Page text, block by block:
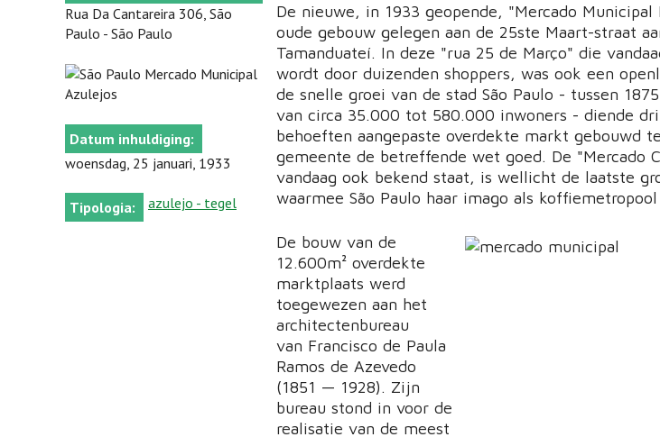
Rua Da Cantareira 306, São
Paulo - São Paulo
Datum inhuldiging:
woensdag, 25 januari, 1933
Tipologia: azulejo - tegel
De nieuwe, in 1933 geopende, "Mercado
oude gebouw gelegen aan de 25ste Maart-straat
Tamanduateí. In deze "rua 25 de Março" die
wordt door duizenden shoppers, was ook een
de snelle groei van de stad São Paulo - tussen
van circa 35.000 tot 580.000 inwoners - diende
behoeften aangepaste overdekte markt gebouwd
gemeente de betreffende wet goed. De "Mercado
vandaag ook bekend staat, is wellicht de laatste
waarmee São Paulo haar imago als
De bouw van de
12.600m² overdekte
marktplaats werd
toegewezen aan het
architectenbureau
van Francisco de Paula
Ramos de Azevedo
(1851 — 1928). Zijn
bureau stond in voor de
realisatie van de meest